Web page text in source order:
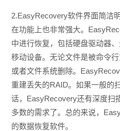
2.EasyRecovery软件界面简洁
在功能上也非常强大。
中进行恢复，包括硬盘驱动器
移动设备。无论文件是被命令
或者文件系统删除。
重建丢失的RAID。如果一般的
话，EasyRecovery还有深度扫
多数的需求了。总的来说，
的数据恢复软件。